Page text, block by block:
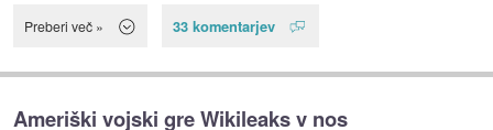
Preberi več » 33 komentarjev
Ameriški vojski gre Wikileaks v nos